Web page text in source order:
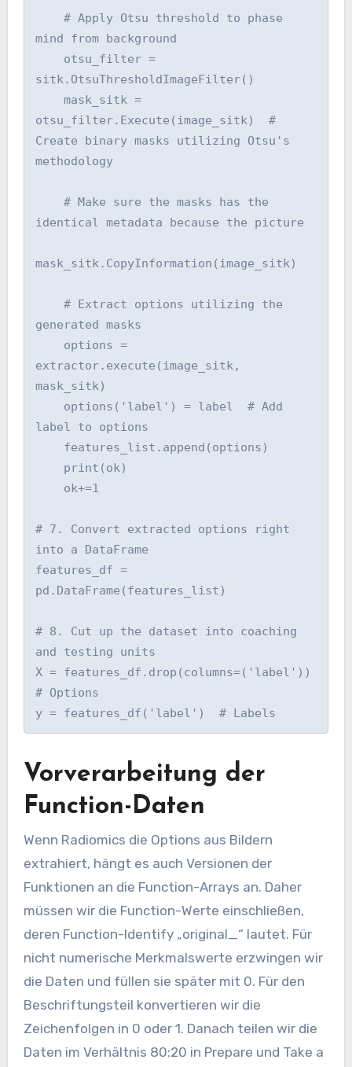
    # Apply Otsu threshold to phase
mind from background
sitk.OtsuThresholdImageFilter()
otsu_filter.Execute(image_sitk)  #
Create binary masks utilizing Otsu's
methodology
    # Make sure the masks has the
identical metadata because the picture
mask_sitk.CopyInformation(image_sitk)
    # Extract options utilizing the
generated masks
extractor.execute(image_sitk,
mask_sitk)
label to options
# 7. Convert extracted options right
into a DataFrame
features_df =
pd.DataFrame(features_list)
# 8. Cut up the dataset into coaching
and testing units
X = features_df.drop(columns=('label'))
# Options
y = features_df('label')  # Labels
Vorverarbeitung der
Function-Daten
Wenn Radiomics die Options aus Bildern
extrahiert, hängt es auch Versionen der
Funktionen an die Function-Arrays an. Daher
müssen wir die Function-Werte einschließen,
deren Function-Identify „original_“ lautet. Für
nicht numerische Merkmalswerte erzwingen wir
die Daten und füllen sie später mit 0. Für den
Beschriftungsteil konvertieren wir die
Zeichenfolgen in 0 oder 1. Danach teilen wir die
Daten im Verhältnis 80:20 in Prepare und Take a